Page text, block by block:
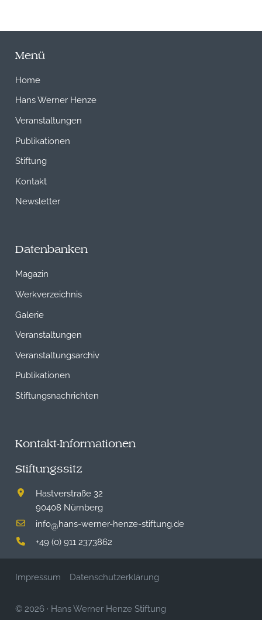
Menü
Home
Hans Werner Henze
Veranstaltungen
Publikationen
Stiftung
Kontakt
Newsletter
Datenbanken
Magazin
Werkverzeichnis
Galerie
Veranstaltungen
Veranstaltungsarchiv
Publikationen
Stiftungsnachrichten
Kontakt-Informationen
Stiftungssitz
Hastverstraße 32
90408 Nürnberg
info@hans-werner-henze-stiftung.de
+49 (0) 911 2373862
Impressum Datenschutzerklärung
© 2026 · Hans Werner Henze Stiftung